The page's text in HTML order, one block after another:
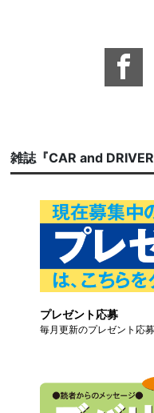
雑誌『CAR and
プレゼント応募
毎月更新のプレゼント応